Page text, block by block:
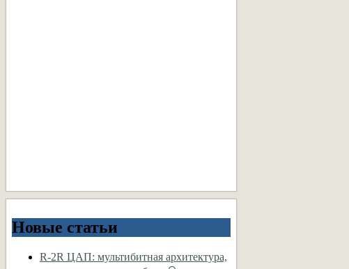
Новые статьи
R-2R ЦАП: мультибитная архитектура,